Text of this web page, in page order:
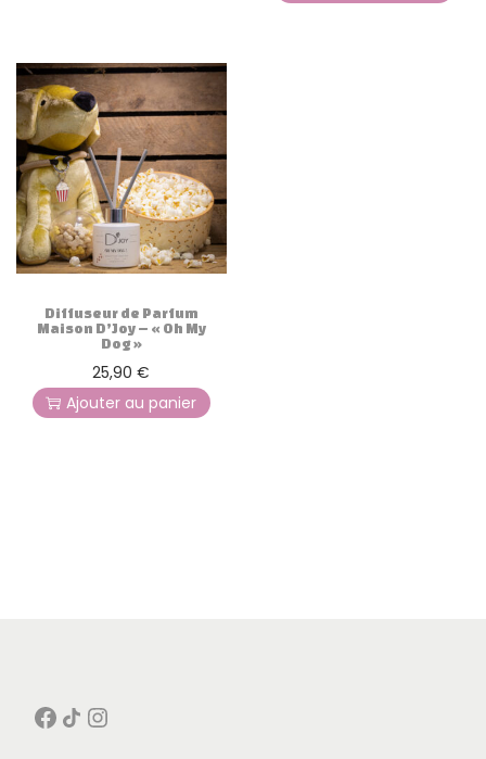
Diffuseur de Parfum
Maison D’Joy – « Oh My
Dog »
25,90€
Ajouter au panier
Facebook Icône de partage Instagram